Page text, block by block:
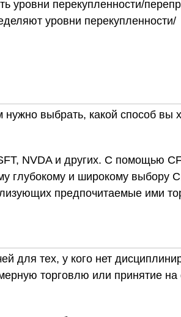
уровни перекупленности/
уровни перекупленности/
выбрать, какой способ вы
NVDA и других. С помощью
глубокому и широкому выбору
предпочитаемые ими
для тех, у кого нет
торговлю или принятие на